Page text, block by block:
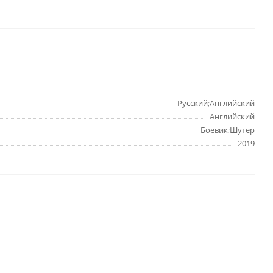
Русский;Английский
Английский
Боевик;Шутер
2019